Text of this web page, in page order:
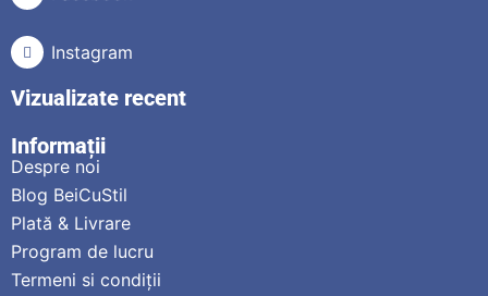
Instagram
Vizualizate recent
Informații
Despre noi
Blog BeiCuStil
Plată & Livrare
Program de lucru
Termeni si condiții